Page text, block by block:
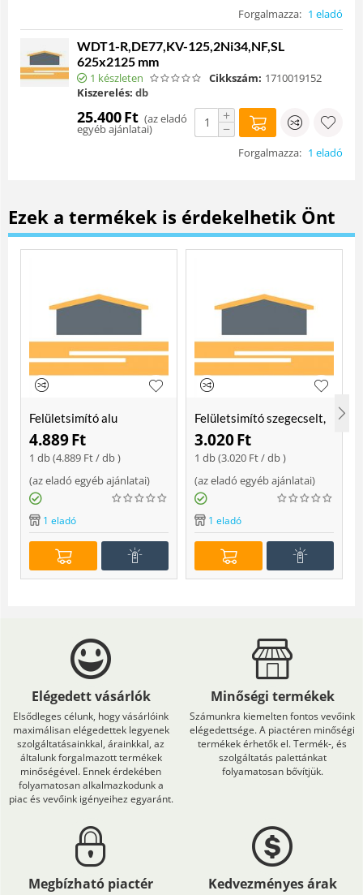
Forgalmazza: 1 eladó
WDT1-R,DE77,KV-125,2Ni34,NF,SL
625x2125 mm
1 készleten Cikkszám: 1710019152
Kiszerelés: db
25.400Ft (az eladó
egyéb ajánlatai)
+
−
Forgalmazza: 1 eladó
Ezek a termékek is érdekelhetik Önt
Felületsimító alu
erősített, rome 400 mm
Soft
4.889Ft
1 db (4.889 Ft/ db )
(az eladó egyéb ajánlatai)
1 eladó
Felületsimító szegecselt,
rome 400mm
3.020Ft
1 db (3.020 Ft/ db )
(az eladó egyéb ajánlatai)
1 eladó
Elégedett vásárlók
Elsődleges célunk, hogy vásárlóink
maximálisan elégedettek legyenek
szolgáltatásainkkal, árainkkal, az
általunk forgalmazott termékek
minőségével. Ennek érdekében
folyamatosan alkalmazkodunk a
piac és vevőink igényeihez egyaránt.
Minőségi termékek
Számunkra kiemelten fontos vevőink
elégedettsége. A piactéren minőségi
termékek érhetők el. Termék-, és
szolgáltatás palettánkat
folyamatosan bővítjük.
Megbízható piactér Kedvezményes árak